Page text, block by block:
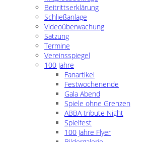
Beitrittserklärung
Schließanlage
Videoüberwachung
Satzung
Termine
Vereinsspiegel
100 Jahre
Fanartikel
Festwochenende
Gala Abend
Spiele ohne Grenzen
ABBA tribute Night
Spielfest
100 Jahre Flyer